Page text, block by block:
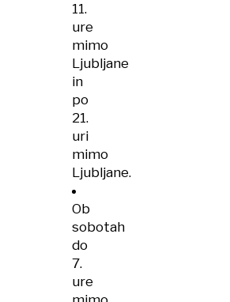
11.
ure
mimo
Ljubljane
in
po
21.
uri
mimo
Ljubljane.
Ob
sobotah
do
7.
ure